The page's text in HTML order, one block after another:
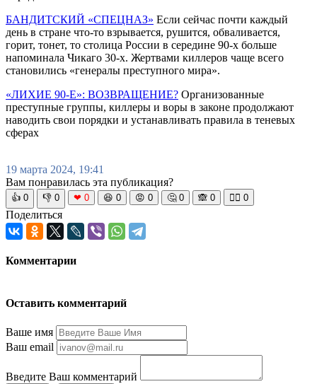
БАНДИТСКИЙ «СПЕЦНАЗ» Если сейчас почти каждый
день в стране что-то взрывается, рушится, обваливается,
горит, тонет, то столица России в середине 90-х больше
напоминала Чикаго 30-х. Жертвами киллеров чаще всего
становились «генералы преступного мира».
«ЛИХИЕ 90-Е»: ВОЗВРАЩЕНИЕ? Организованные
преступные группы, киллеры и воры в законе продолжают
наводить свои порядки и устанавливать правила в теневых
сферах
19 марта 2024, 19:41
Вам понравилась эта публикация?
👍 0 👎 0 ❤ 0 😆 0 😡 0 🤔 0 🙈 0 🧘‍♀️ 0
Поделиться
Комментарии
Оставить комментарий
Ваше имя
Ваш email
Введите Ваш комментарий